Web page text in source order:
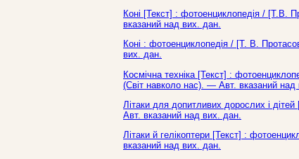
Коні [Текст] : фотоенциклопедія /
вказаний над вих. дан.
Коні : фотоенциклопедія / [Т. В.
вих. дан.
Космічна техніка [Текст] :
(Світ навколо нас). — Авт. вказаний над
Літаки для допитливих дорослих і
Авт. вказаний над вих. дан.
Літаки й гелікоптери [Текст] :
вказаний над вих. дан.